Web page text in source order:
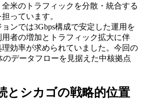
米のトラフィックを分散・統合する
っています。
ンでは3Gbps構成で安定した運用を
者の増加とトラフィック拡大に伴
効率が求められていました。今回の
のデータフローを見据えた中核拠点
とシカゴの戦略的位置